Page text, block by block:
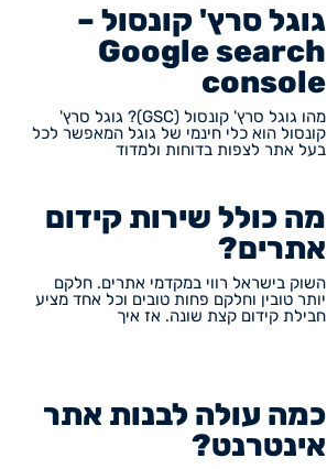
גוגל סרץ' קונסול –
Google search
console
מהו גוגל סרץ' קונסול (GSC)? גוגל סרץ'
קונסול הוא כלי חינמי של גוגל המאפשר לכל
בעל אתר לצפות בדוחות ולמדוד
מה כולל שירות קידום
אתרים?
השוק בישראל רווי במקדמי אתרים. חלקם
יותר טובין וחלקם פחות טובים וכל אחד מציע
חבילת קידום קצת שונה. אז איך
כמה עולה לבנות אתר
אינטרנט?